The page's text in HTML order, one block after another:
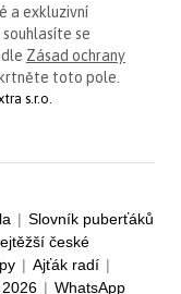
a exkluzivní
se
Zásad ochrany
toto pole.
s.r.o.
| Slovník puberťáků
české
| Ajťák radí |
| WhatsApp